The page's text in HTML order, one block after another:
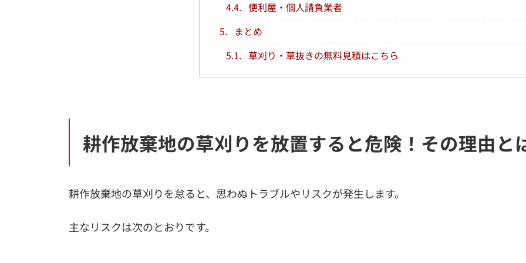
4.4. 便利屋・個人請負業者
5.
まとめ
5.1. 草刈り・草抜きの無料見積はこちら
耕作放棄地の草刈りを放置すると危険！その理由と
耕作放棄地の草刈りを怠ると、思わぬトラブルやリスクが発生します。
主なリスクは次のとおりです。